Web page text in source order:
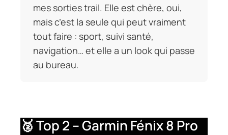
mes sorties trail. Elle est chère, oui,
mais c’est la seule qui peut vraiment
tout faire : sport, suivi santé,
navigation… et elle a un look qui passe
au bureau.
🥈 Top 2 – Garmin Fénix 8 Pro